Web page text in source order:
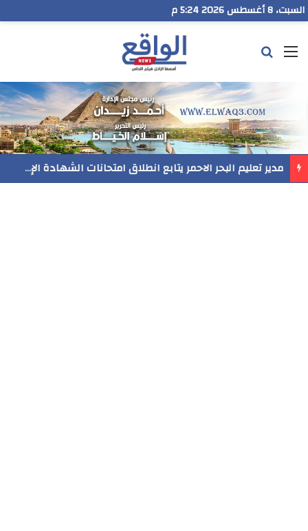
السبت، 8 أغسطس 2026 5:24 م
القائمة
مدير تعليم البحر الاحمر يتابع انطلاق امتحانات الشهادة الإعدادية ويؤكد: الانضباط